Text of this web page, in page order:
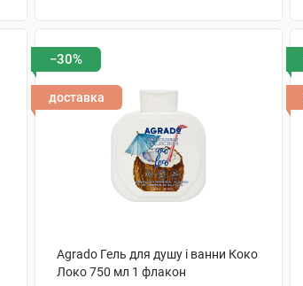
−30%
доставка
Agrado Гель для душу і ванни Коко
Локо 750 мл 1 флакон